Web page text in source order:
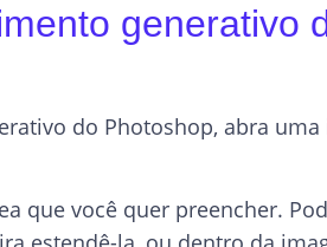
generativo
do Photoshop, abra uma
que você quer preencher.